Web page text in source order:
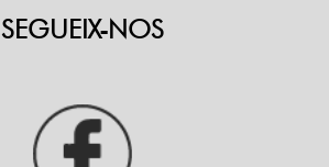
SEGUEIX-NOS